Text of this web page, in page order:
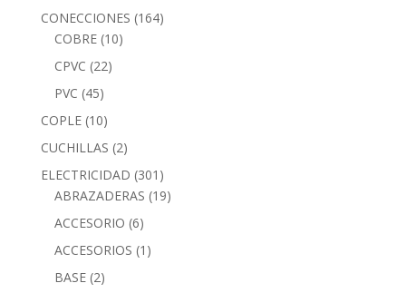
CONECCIONES (164)
COBRE (10)
CPVC (22)
PVC (45)
COPLE (10)
CUCHILLAS (2)
ELECTRICIDAD (301)
ABRAZADERAS (19)
ACCESORIO (6)
ACCESORIOS (1)
BASE (2)